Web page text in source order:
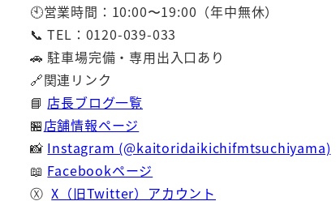
🕙営業時間：10:00〜19:00（年中無休）
📞 TEL：0120-039-033
🚗 駐車場完備・専用出入口あり
🔗関連リンク
📘 店長ブログ一覧
🏪店舗情報ページ
📸 Instagram (@kaitoridaikichifmtsuchiyama)
📖 Facebookページ
ⓍX（旧Twitter）アカウント